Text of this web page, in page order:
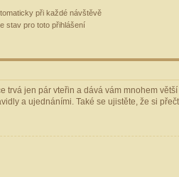
při každé návštěvě
stav pro toto přihlášení
trvá jen pár vteřin a dává vám mnohem
a ujednáními. Také se ujistěte, že si